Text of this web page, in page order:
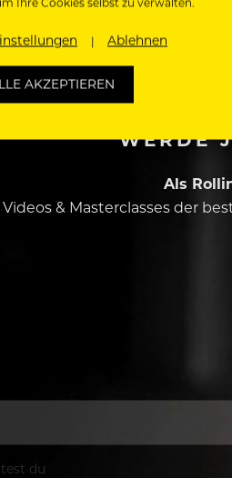
WERDE
Als
& Masterclasses der
du
Ablehnen
AKZEPTIEREN